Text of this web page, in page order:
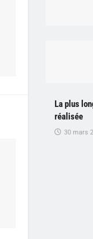
La plus
réalisée
30 mars